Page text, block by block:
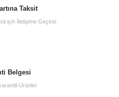
Taksit
için İletişime Geçiniz
Belgesi
Ürünler